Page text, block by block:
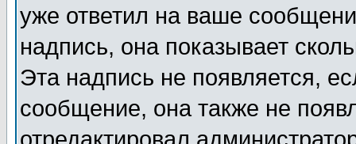
уже ответил на ваше
надпись, она показывает
Эта надпись не появляется,
сообщение, она также не